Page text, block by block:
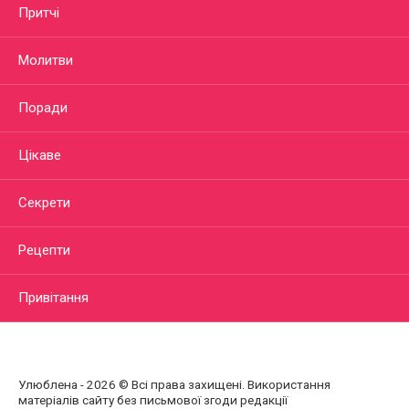
Притчі
Молитви
Поради
Цікаве
Секрети
Рецепти
Привітання
Улюблена - 2026 © Всі права захищені. Використання
матеріалів сайту без письмової згоди редакції